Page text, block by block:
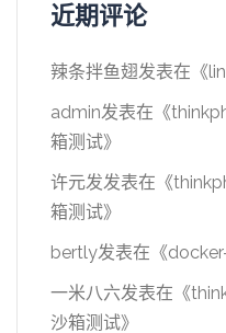
近期评论
辣条拌鱼翅发表在《
admin发表在《
箱测试》
许元发发表在《
箱测试》
bertly发表在《
一米八六发表在《
沙箱测试》